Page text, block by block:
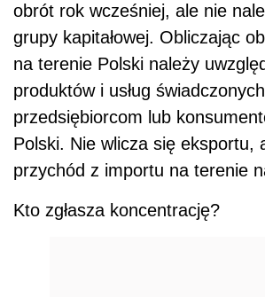
obrót rok wcześniej, ale nie
grupy kapitałowej. Obliczając
na terenie Polski należy
produktów i usług świadczonych
przedsiębiorcom lub
Polski. Nie wlicza się eksportu,
przychód z importu na terenie
Kto zgłasza koncentrację?